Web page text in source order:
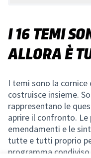
I 16 TEMI
ALLORA È
I temi sono la
costruisce insieme.
rappresentano le
aprire il confronto.
emendamenti e le
tutte e tutti proprio
programma condiviso.